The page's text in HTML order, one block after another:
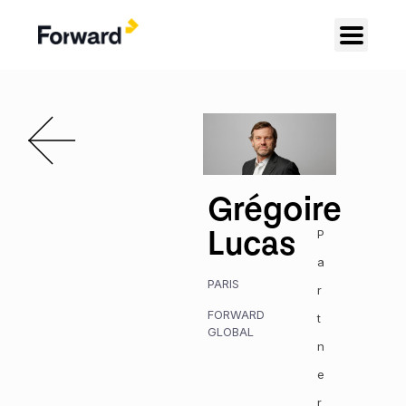
Grégoire
Lucas
PARIS
FORWARD
GLOBAL
P
a
r
t
n
e
r